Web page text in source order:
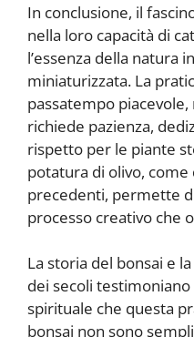
In conclusione, il
nella loro capacità di
l’essenza della natura
miniaturizzata. La
passatempo piacevole,
richiede pazienza,
rispetto per le piante
potatura di olivo, come
precedenti, permette
processo creativo che
La storia del bonsai e
dei secoli
spirituale che questa
bonsai non sono